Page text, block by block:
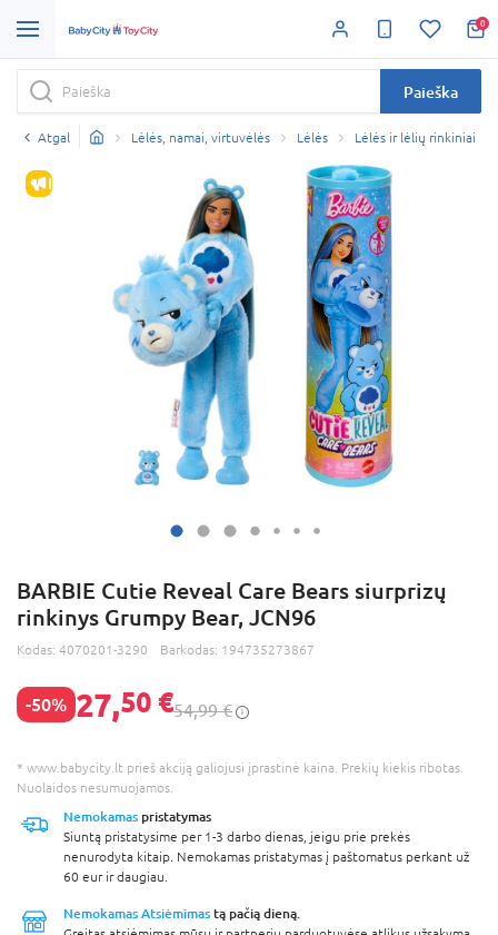
0
Paieška
Atgal Lėlės, namai, virtuvėlės Lėlės Lėlės ir lėlių rinkiniai
IŠPARDAVIMAS
BARBIE Cutie Reveal Care Bears siurprizų
rinkinys Grumpy Bear, JCN96
Kodas: 4070201-3290 Barkodas: 194735273867
-50% 27,50 €54,99 €
* www.babycity.lt prieš akciją galiojusi įprastinė kaina. Prekių kiekis ribotas.
Nuolaidos nesumuojamos.
Nemokamas pristatymas
Siuntą pristatysime per 1-3 darbo dienas, jeigu prie prekės
nenurodyta kitaip. Nemokamas pristatymas į paštomatus perkant už
60 eur ir daugiau.
Nemokamas Atsiėmimas tą pačią dieną.